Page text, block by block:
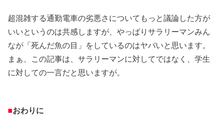
超混雑する通勤電車の劣悪さについてもっと議論した方が
いいというのは共感しますが、やっぱりサラリーマンみん
なが「死んだ魚の目」をしているのはヤバいと思います。
まぁ、この記事は、サラリーマンに対してではなく、学生
に対しての一言だと思いますが。
■おわりに